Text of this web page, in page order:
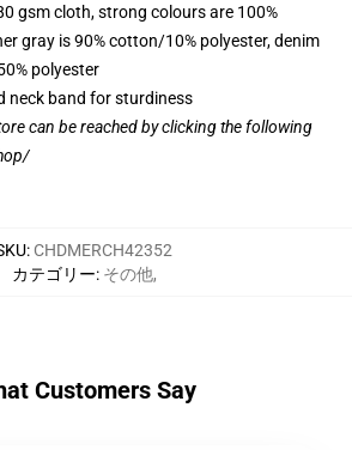
gsm cloth, strong colours are 100%
gray is 90% cotton/10% polyester, denim
polyester
neck band for sturdiness
can be reached by clicking the following
: CHDMERCH42352
カテゴリー: その他,
Customers Say